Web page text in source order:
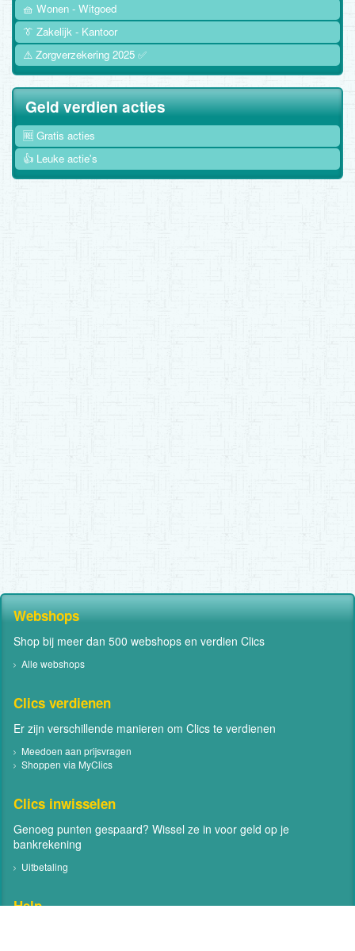
🧺 Wonen - Witgoed
👔 Zakelijk - Kantoor
⚠️ Zorgverzekering 2025 ✅
Geld verdien acties
🆓 Gratis acties
👍 Leuke actie's
Webshops
Shop bij meer dan 500 webshops en verdien Clics
Alle webshops
Clics verdienen
Er zijn verschillende manieren om Clics te verdienen
Meedoen aan prijsvragen
Shoppen via MyClics
Clics inwisselen
Genoeg punten gespaard? Wissel ze in voor geld op je
bankrekening
Uitbetaling
Help